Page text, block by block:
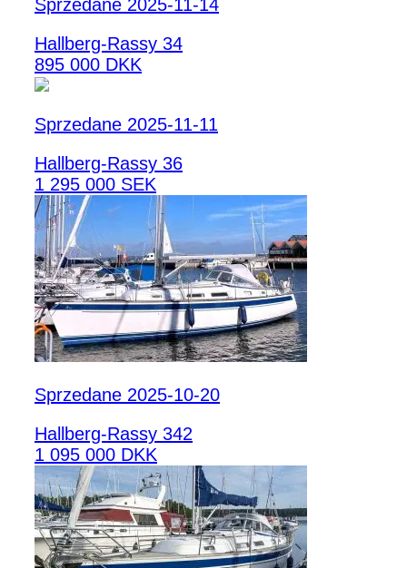
Sprzedane 2025-11-14
Hallberg-Rassy 34
895 000 DKK
Sprzedane 2025-11-11
Hallberg-Rassy 36
1 295 000 SEK
Sprzedane 2025-10-20
Hallberg-Rassy 342
1 095 000 DKK